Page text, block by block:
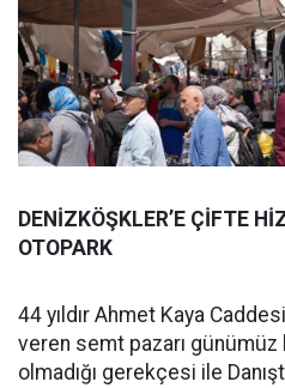
DENİZKÖŞKLER’E ÇİFTE
OTOPARK
44 yıldır Ahmet Kaya
veren semt pazarı günümüz
olmadığı gerekçesi ile